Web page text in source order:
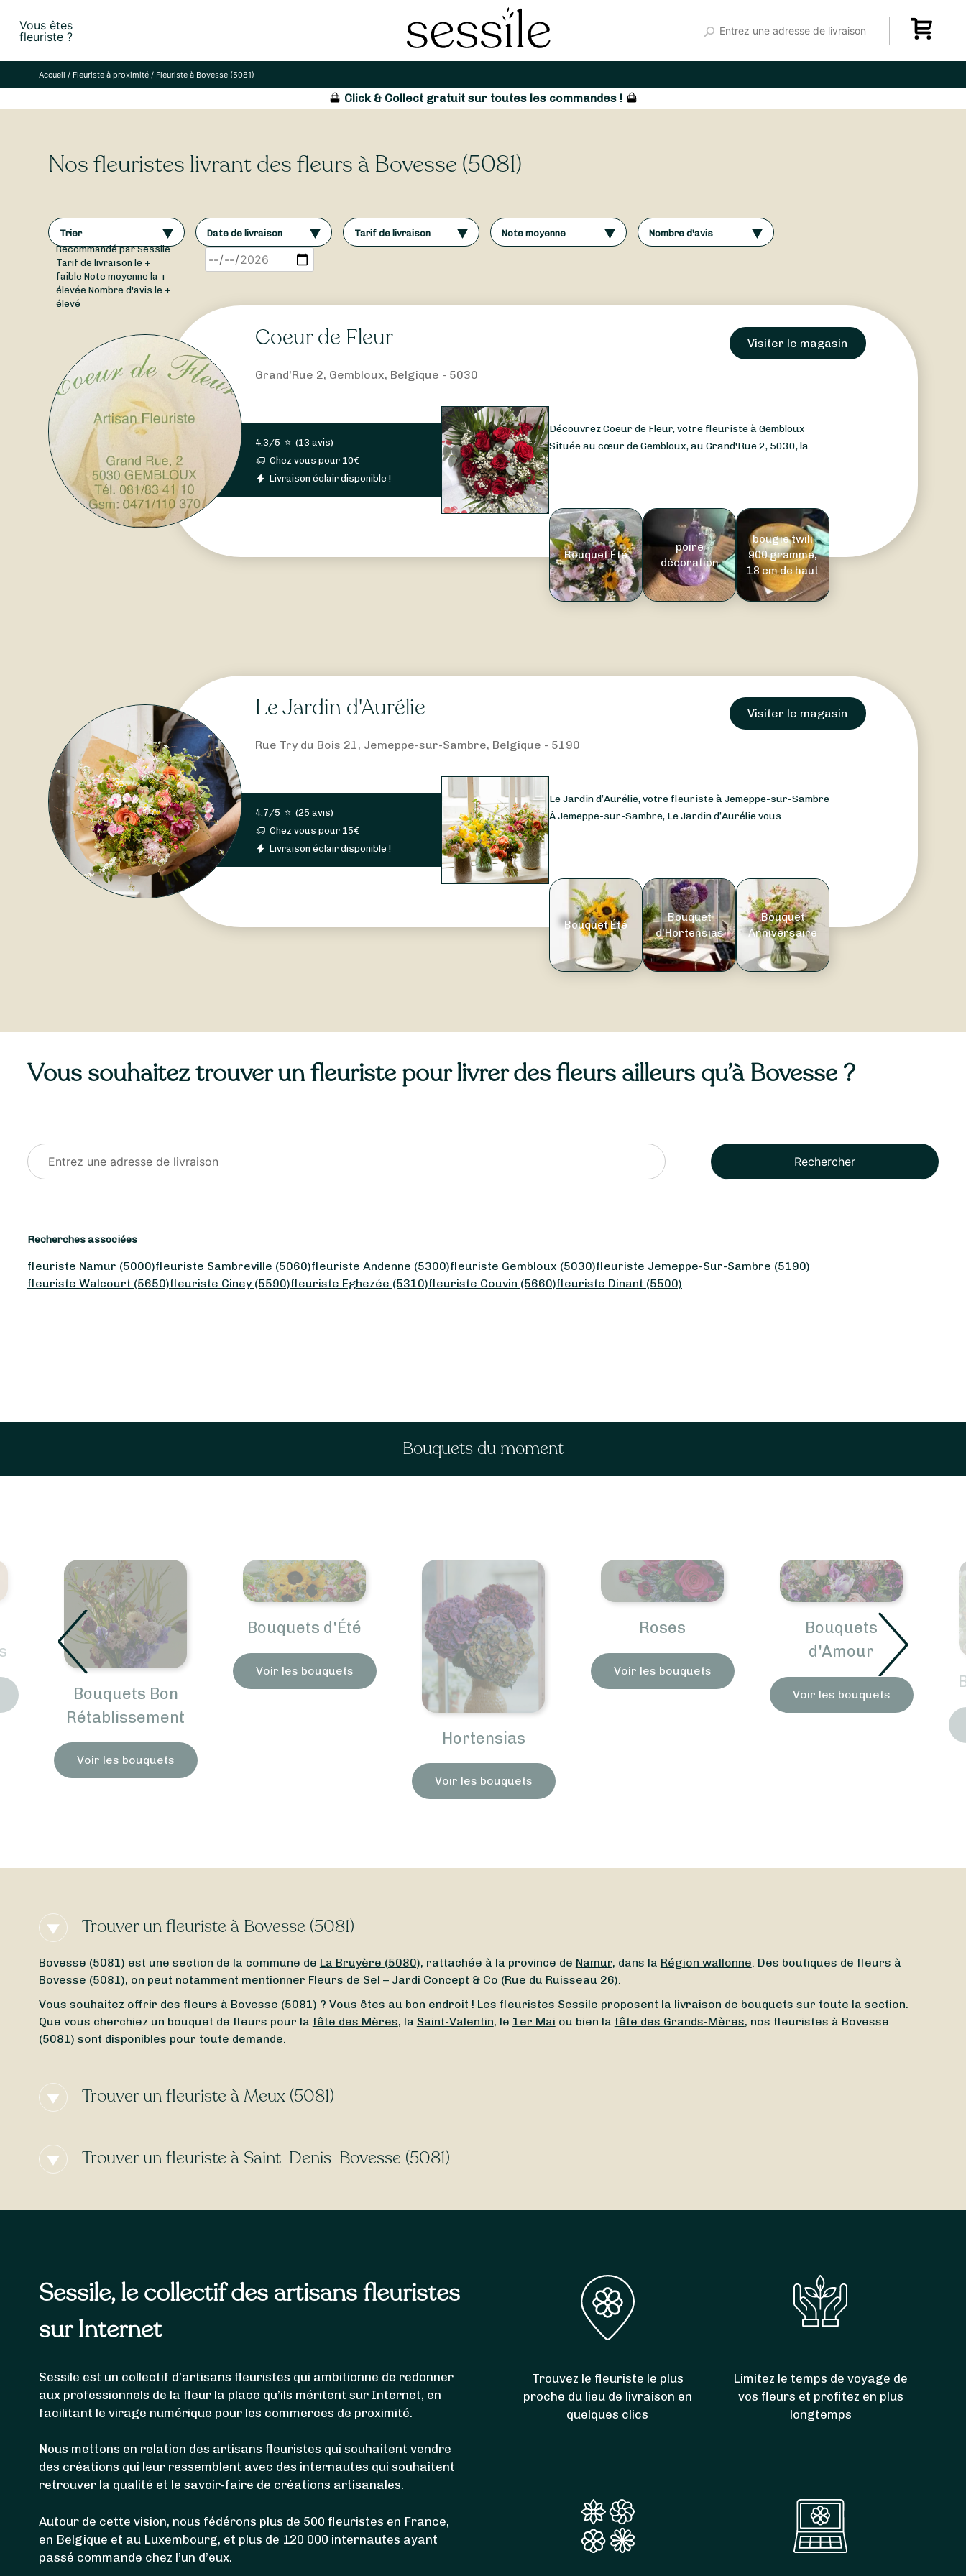
content
Vous êtes
fleuriste ?
Accueil / Fleuriste à proximité/ Fleuriste à Bovesse (5081)
Click & Collect gratuit sur toutes les commandes !
Nos fleuristes livrant des fleurs à Bovesse (5081)
Trier
Recommandé par Sessile
Tarif de livraison le +
faible Note moyenne la +
élevée Nombre d'avis le +
élevé
Date de livraison Tarif de livraison Note moyenne Nombre d'avis
Coeur de Fleur Visiter le magasin
Grand'Rue 2, Gembloux, Belgique - 5030
4.3/5 ⭐ (13 avis)
Chez vous pour 10€
Livraison éclair disponible !
Découvrez Coeur de Fleur, votre fleuriste à Gembloux
Située au cœur de Gembloux, au Grand'Rue 2, 5030, la...
Bouquet Été
poire
décoration
bougie twili
900 gramme,
18 cm de haut
Le Jardin d'Aurélie Visiter le magasin
Rue Try du Bois 21, Jemeppe-sur-Sambre, Belgique - 5190
4.7/5 ⭐ (25 avis)
Chez vous pour 15€
Livraison éclair disponible !
Le Jardin d’Aurélie, votre fleuriste à Jemeppe-sur-Sambre
À Jemeppe-sur-Sambre, Le Jardin d’Aurélie vous...
Bouquet Été
Bouquet
d'Hortensias
Bouquet
Anniversaire
Vous souhaitez trouver un fleuriste pour livrer des fleurs ailleurs qu’à Bovesse ?
Rechercher
Recherches associées
fleuriste Namur (5000)fleuriste Sambreville (5060)fleuriste Andenne (5300)fleuriste Gembloux (5030)fleuriste Jemeppe-Sur-Sambre (5190)
fleuriste Walcourt (5650)fleuriste Ciney (5590)fleuriste Eghezée (5310)fleuriste Couvin (5660)fleuriste Dinant (5500)
Bouquets du moment
Bouquets Bon
Rétablissement
Voir les bouquets
Bouquets d'Été
Voir les bouquets
Hortensias
Voir les bouquets
Roses
Voir les bouquets
Bouquets
d'Amour
Voir les bouquets
Trouver un fleuriste à Bovesse (5081)
Bovesse (5081) est une section de la commune de La Bruyère (5080), rattachée à la province de Namur, dans la Région wallonne. Des boutiques de fleurs à
Bovesse (5081), on peut notamment mentionner Fleurs de Sel – Jardi Concept & Co (Rue du Ruisseau 26).
Vous souhaitez offrir des fleurs à Bovesse (5081) ? Vous êtes au bon endroit ! Les fleuristes Sessile proposent la livraison de bouquets sur toute la section.
Que vous cherchiez un bouquet de fleurs pour la fête des Mères, la Saint-Valentin, le 1er Mai ou bien la fête des Grands-Mères, nos fleuristes à Bovesse
(5081) sont disponibles pour toute demande.
Trouver un fleuriste à Meux (5081)
(5081), on peut notamment se rendre chez Leucaena (Rue du Chainia 62).
Si vous cherchez à envoyer des fleurs à Meux (5081), n’attendez plus ! Les fleuristes Sessile livrent leurs plus beaux bouquets sur toute la section. En
de fleurs sont composés sur-mesure.
Trouver un fleuriste à Saint-Denis-Bovesse (5081)
vous cherchez à envoyer des fleurs à Saint-Denis-Bovesse (5081), n’attendez plus ! Les fleuristes Sessile livrent leurs plus beaux bouquets sur toute la
Sessile, le collectif des artisans fleuristes
sur Internet
Sessile est un collectif d’artisans fleuristes qui ambitionne de redonner
aux professionnels de la fleur la place qu’ils méritent sur Internet, en
facilitant le virage numérique pour les commerces de proximité.
Nous mettons en relation des artisans fleuristes qui souhaitent vendre
des créations qui leur ressemblent avec des internautes qui souhaitent
retrouver la qualité et le savoir-faire de créations artisanales.
Autour de cette vision, nous fédérons plus de 500 fleuristes en France,
en Belgique et au Luxembourg, et plus de 120 000 internautes ayant
passé commande chez l’un d’eux.
Trouvez le fleuriste le plus
proche du lieu de livraison en
quelques clics
Limitez le temps de voyage de
vos fleurs et profitez en plus
longtemps